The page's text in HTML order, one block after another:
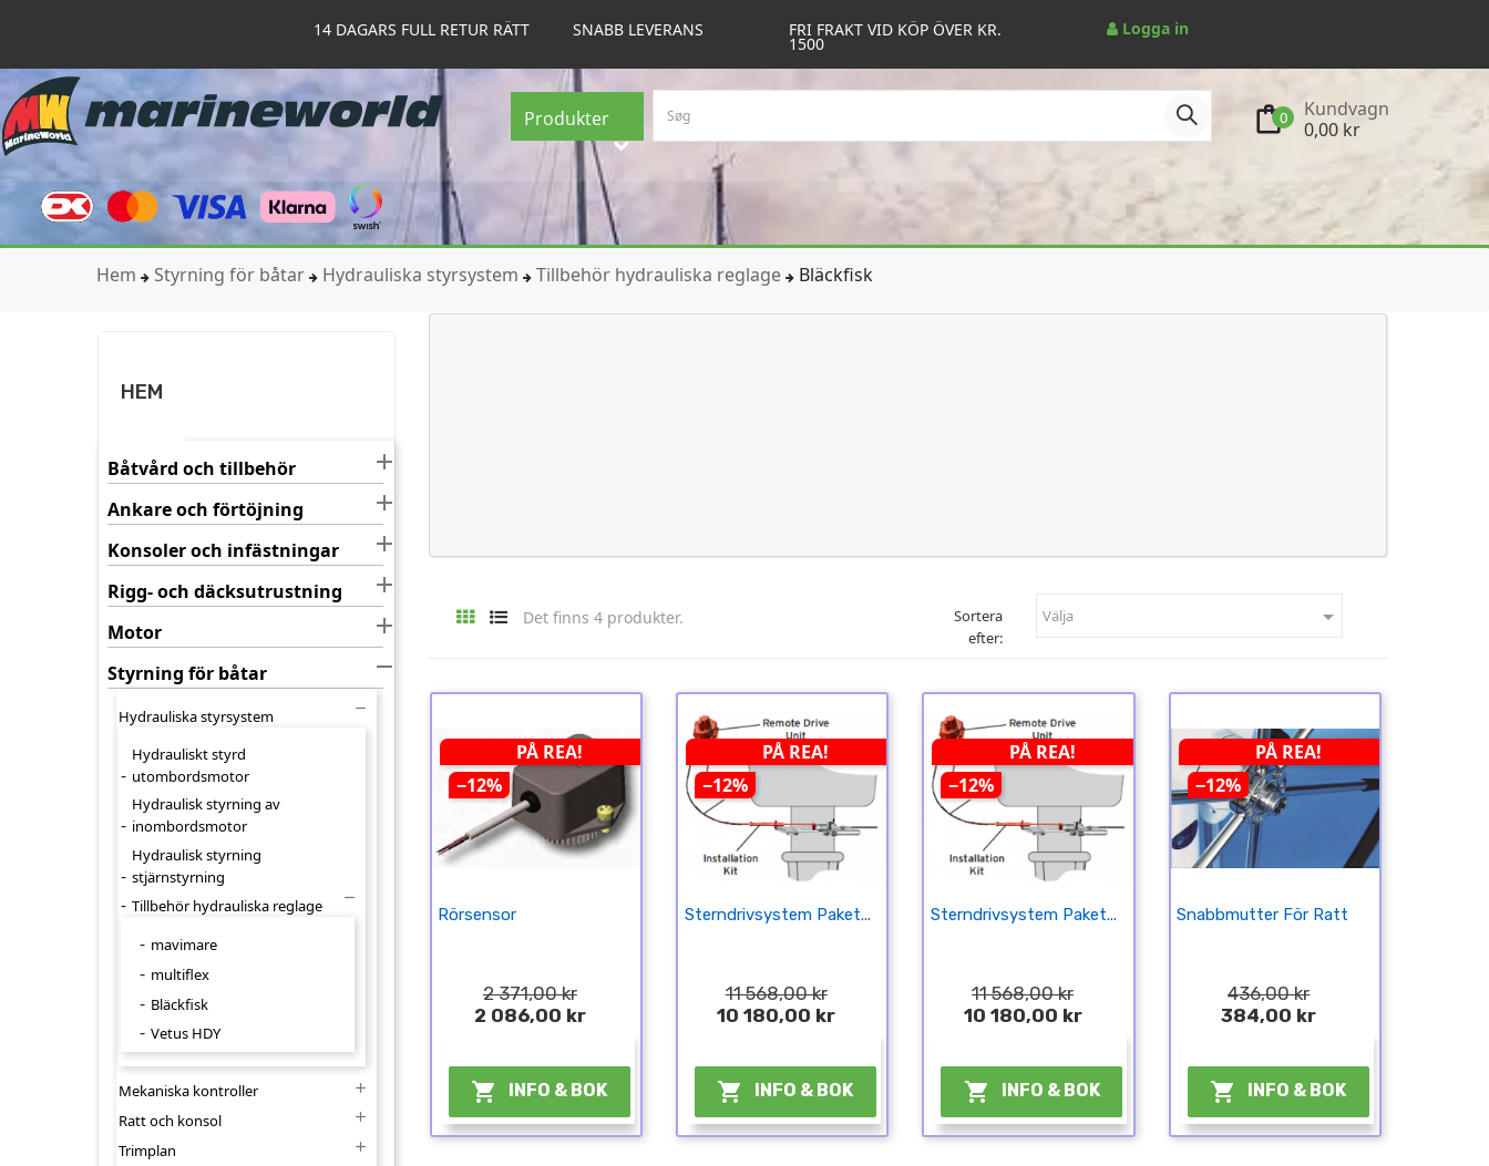
14 DAGARS FULL RETUR RÄTT SNABB LEVERANS FRI FRAKT VID KÖP ÖVER KR.
1500
Logga in
Produkter 0
Kundvagn
0,00 kr
Hem Styrning för båtar Hydrauliska styrsystem Tillbehör hydrauliska reglage Bläckfisk
HEM
Båtvård och tillbehör 
Ankare och förtöjning 
Konsoler och infästningar 
Rigg- och däcksutrustning 
Motor 
Styrning för båtar 
Hydrauliska styrsystem 
Hydrauliskt styrd
utombordsmotor
Hydraulisk styrning av
inombordsmotor
Hydraulisk styrning
stjärnstyrning
Tillbehör hydrauliska reglage

mavimare
multiflex
Bläckfisk
Vetus HDY
Mekaniska kontroller 
Ratt och konsol 
Trimplan 
Det finns 4 produkter.
Sortera
efter:
Välja 
PÅ REA!
−12%
Rörsensor
2 371,00 kr
2 086,00 kr
 INFO & BOK
PÅ REA!
−12%
Sterndrivsystem Paket...
11 568,00 kr
10 180,00 kr
 INFO & BOK
PÅ REA!
−12%
Sterndrivsystem Paket...
11 568,00 kr
10 180,00 kr
 INFO & BOK
PÅ REA!
−12%
Snabbmutter För Ratt
436,00 kr
384,00 kr
 INFO & BOK